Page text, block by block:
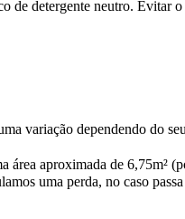
de detergente neutro. Evitar
variação dependendo do
área aproximada de 6,75m²
uma perda, no caso